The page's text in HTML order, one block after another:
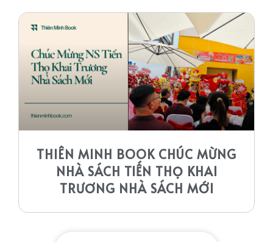
THIÊN MINH BOOK CHÚC MỪNG
NHÀ SÁCH TIẾN THỌ KHAI
TRƯƠNG NHÀ SÁCH MỚI